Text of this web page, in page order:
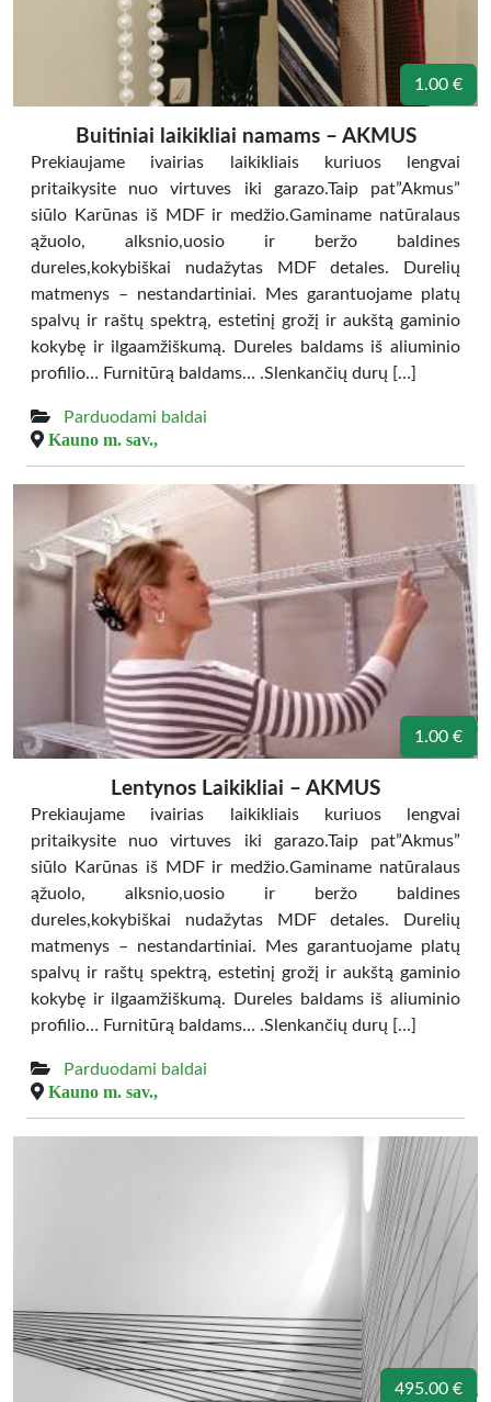
1.00 €
Buitiniai laikikliai namams – AKMUS
Prekiaujame ivairias laikikliais kuriuos lengvai
pritaikysite nuo virtuves iki garazo.Taip pat”Akmus”
siūlo Karūnas iš MDF ir medžio.Gaminame natūralaus
ąžuolo, alksnio,uosio ir beržo baldines
dureles,kokybiškai nudažytas MDF detales. Durelių
matmenys – nestandartiniai. Mes garantuojame platų
spalvų ir raštų spektrą, estetinį grožį ir aukštą gaminio
kokybę ir ilgaamžiškumą. Dureles baldams iš aliuminio
profilio… Furnitūrą baldams… .Slenkančių durų […]
Parduodami baldai
Kauno m. sav.,
1.00 €
Lentynos Laikikliai – AKMUS
Prekiaujame ivairias laikikliais kuriuos lengvai
pritaikysite nuo virtuves iki garazo.Taip pat”Akmus”
siūlo Karūnas iš MDF ir medžio.Gaminame natūralaus
ąžuolo, alksnio,uosio ir beržo baldines
dureles,kokybiškai nudažytas MDF detales. Durelių
matmenys – nestandartiniai. Mes garantuojame platų
spalvų ir raštų spektrą, estetinį grožį ir aukštą gaminio
kokybę ir ilgaamžiškumą. Dureles baldams iš aliuminio
profilio… Furnitūrą baldams… .Slenkančių durų […]
Parduodami baldai
Kauno m. sav.,
495.00 €